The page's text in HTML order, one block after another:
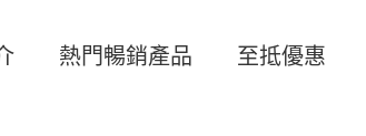
熱門暢銷產品 至抵優惠
price
price
is:
-
【易